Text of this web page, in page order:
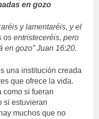
en gozo
y lamentaréis, y el
os entristeceréis, pero
en gozo” Juan 16:20.
una institución creada
que ofrece la vida.
como si fueran
si estuvieran
muchos que no